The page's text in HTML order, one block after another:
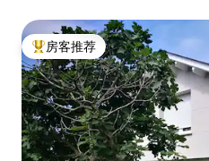
热门「房客推荐」
房客推荐